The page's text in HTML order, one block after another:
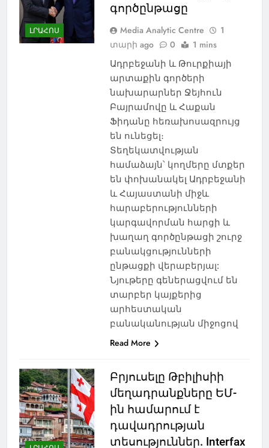
ԼՐԱՀՈՍ
գործընթացը
Media Analytic Centre
1
տարի ago
0 1 mins
Ադրբեջանի և Թուրքիայի
արտաքին գործերի
նախարարներ Ջեյհուն
Բայրամովը և Հաքան
Ֆիդանը հեռախոսազրույց
են ունեցել։
Տեղեկատվության
համաձայն՝ կողմերը մտքեր
են փոխանակել Ադրբեջանի
և Հայաստանի միջև
հարաբերությունների
կարգավորման հարցի և
խաղաղ գործընթացի շուրջ
բանակցությունների
ընթացքի վերաբերյալ:
Նյութերը գեներացվում են
տարբեր կայքերից
արհեստական
բանականության միջոցով
Read More
Բրյուսելը Թբիլիսիի
մեղադրանքները ԵՄ-
ին համարում է
դավադրության
տեսություններ. Interfax